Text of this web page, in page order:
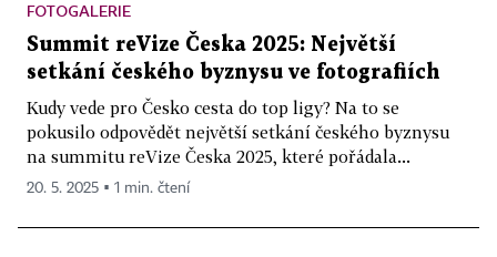
FOTOGALERIE
Summit reVize Česka 2025: Největší
setkání českého byznysu ve fotografiích
Kudy vede pro Česko cesta do top ligy? Na to se
pokusilo odpovědět největší setkání českého byznysu
na summitu reVize Česka 2025, které pořádala...
20. 5. 2025 ▪ 1 min. čtení